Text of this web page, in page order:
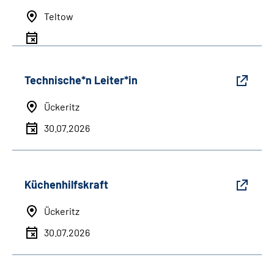
Teltow
Technische*n Leiter*in
Ückeritz
30.07.2026
Küchenhilfskraft
Ückeritz
30.07.2026